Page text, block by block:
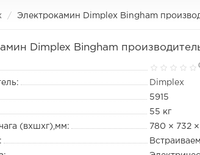
Электрокамин Dimplex Bingham
Dimplex Bingham
Dimplex
5915
55 кг
(вхшхг),мм:
780 × 732